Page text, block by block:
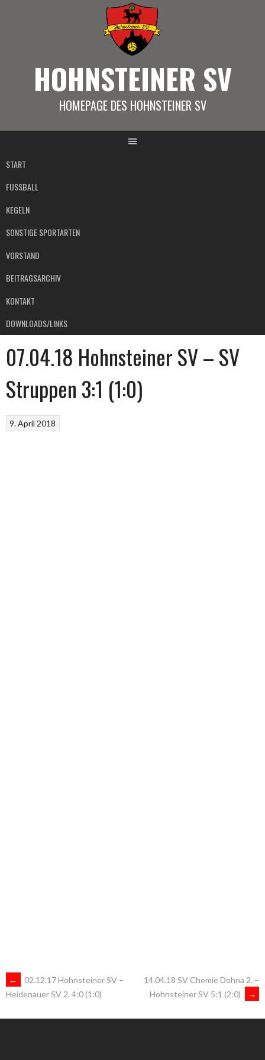
HOHNSTEINER SV
HOMEPAGE DES HOHNSTEINER SV
START
FUSSBALL
KEGELN
SONSTIGE SPORTARTEN
VORSTAND
BEITRAGSARCHIV
KONTAKT
DOWNLOADS/LINKS
07.04.18 Hohnsteiner SV – SV
Struppen 3:1 (1:0)
9. April 2018
ARTIKEL-
NAVIGATION
←
02.12.17 Hohnsteiner SV –
Heidenauer SV 2. 4:0 (1:0)
14.04.18 SV Chemie Dohna 2. –
Hohnsteiner SV 5:1 (2:0)
→